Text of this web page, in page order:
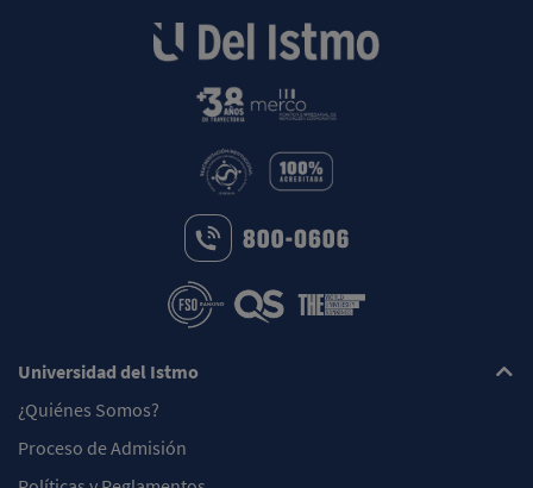
Universidad del Istmo
¿Quiénes Somos?
Proceso de Admisión